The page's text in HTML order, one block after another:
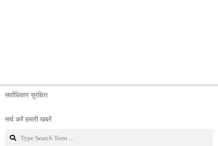
सर्वाधिकार सुरक्षित
सर्च करें हमारी खबरें